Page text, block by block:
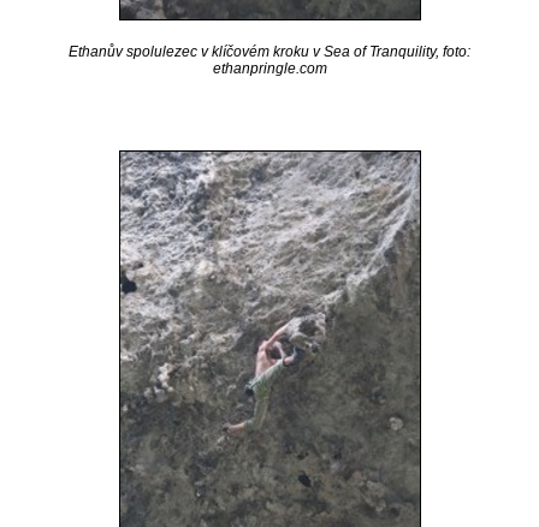
Ethanův spolulezec v klíčovém kroku v Sea of Tranquility, foto:
ethanpringle.com